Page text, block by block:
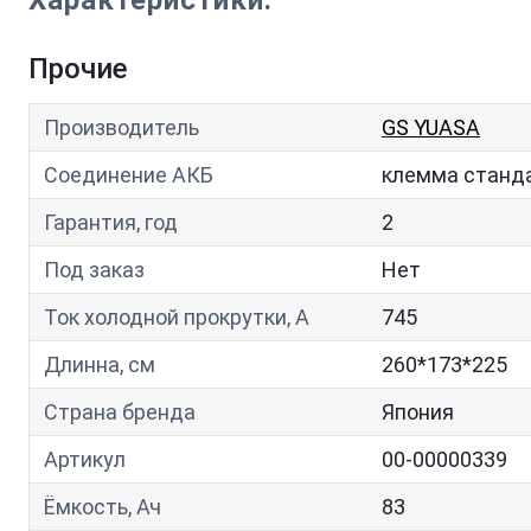
Прочие
Производитель
GS YUASA
Соединение АКБ
клемма
Гарантия, год
2
Под заказ
Нет
Ток холодной прокрутки, A
745
Длинна, см
260*173*225
Страна бренда
Япония
Артикул
00-00000339
Ёмкость, Ач
83